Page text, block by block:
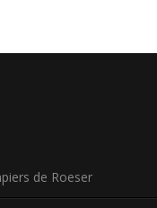
de Roeser